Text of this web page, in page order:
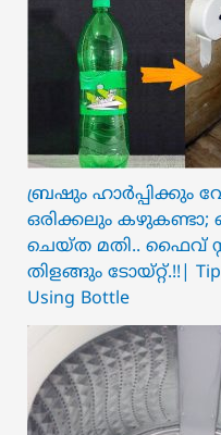
ബ്രഷും ഹാർപ്പിക്കും
ഒരിക്കലും
ചെയ്ത മതി.. ഫൈവ്
തിളങ്ങും ടോയ്റ്റ്.!!| Tip
Using Bottle